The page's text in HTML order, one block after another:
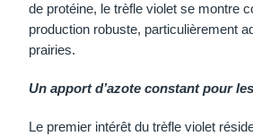
de protéine, le trèfle violet se montre
production robuste, particulièrement
prairies.
Un apport d’azote constant pour
Le premier intérêt du trèfle violet